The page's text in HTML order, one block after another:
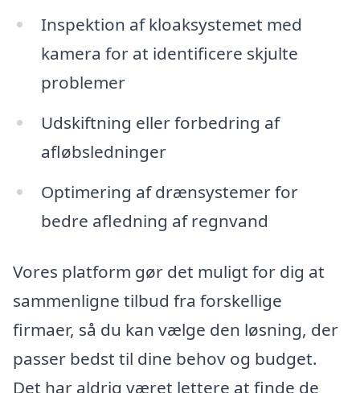
Inspektion af kloaksystemet med
kamera for at identificere skjulte
problemer
Udskiftning eller forbedring af
afløbsledninger
Optimering af drænsystemer for
bedre afledning af regnvand
Vores platform gør det muligt for dig at
sammenligne tilbud fra forskellige
firmaer, så du kan vælge den løsning, der
passer bedst til dine behov og budget.
Det har aldrig været lettere at finde de